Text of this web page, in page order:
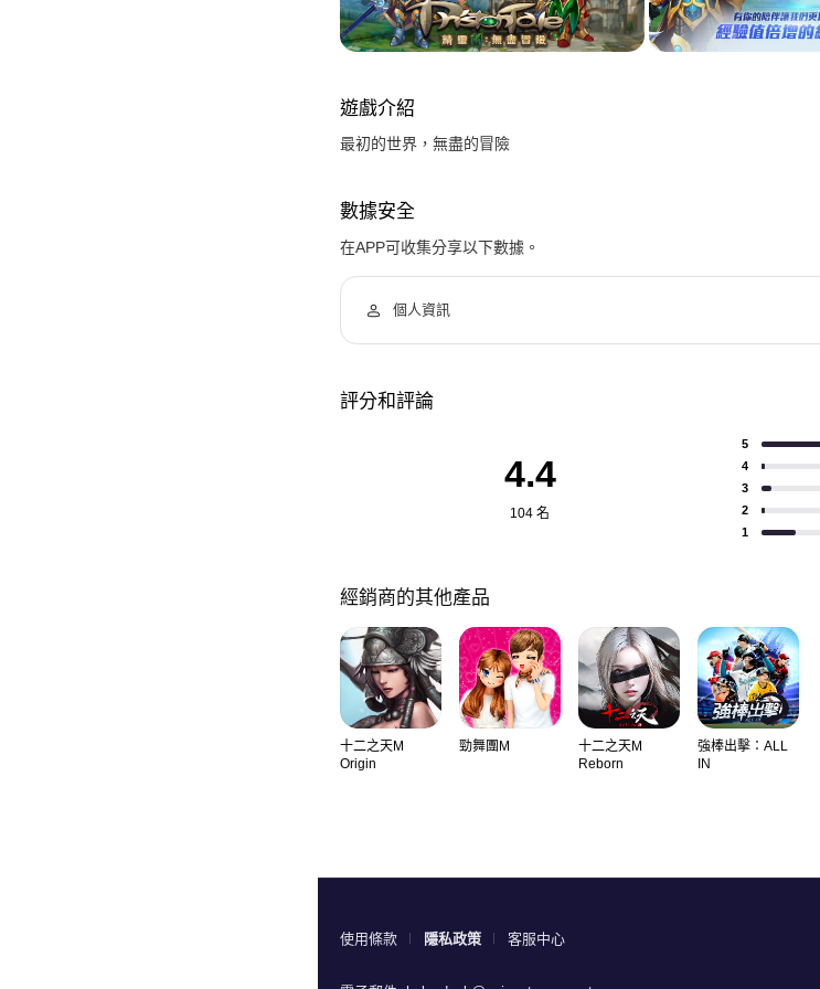
遊戲介紹
最初的世界，無盡的冒險
數據安全
在APP可收集分享以下數據。
個人資訊
評分和評論
4.4
104 名
5
4
3
2
1
經銷商的其他產品
十二之天M
Origin
勁舞團M
十二之天M
Reborn
強棒出擊：ALL
IN
使用條款 隱私政策 客服中心